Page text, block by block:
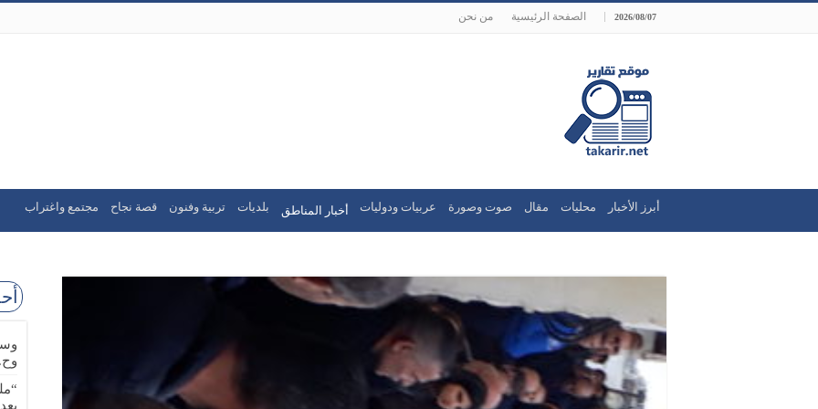
2026/08/07 الصفحة الرئيسية من نحن
أبرز الأخبار محليات مقال صوت وصورة عربيات ودوليات أخبار المناطق بلديات تربية وفنون قصة نجاح مجتمع واغتراب